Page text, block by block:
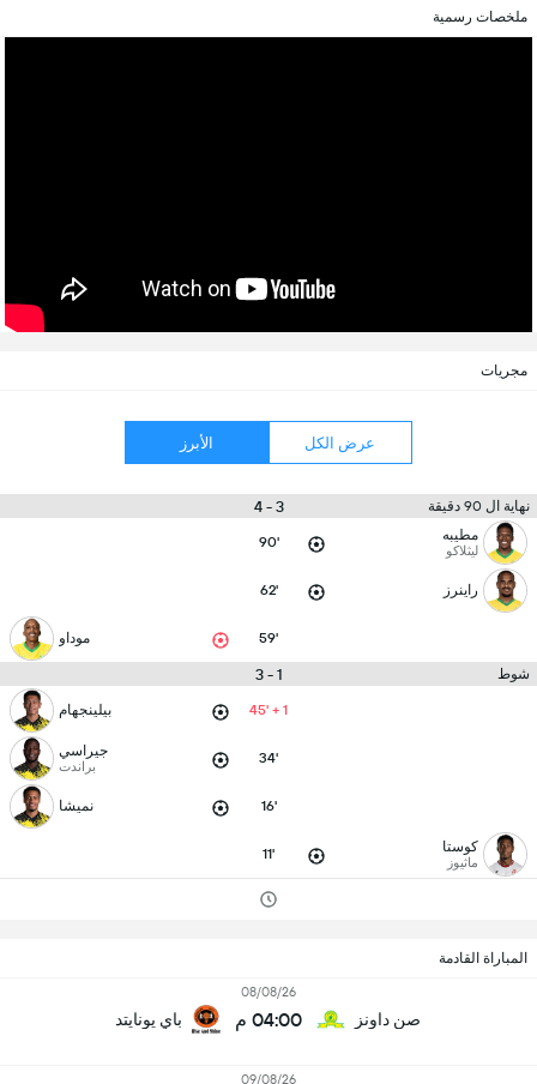
ملخصات رسمية
مجريات
عرض الكل الأبرز
نهاية ال 90 دقيقة 3 - 4
مطيبه
ليثلاكو 90'
راينرز 62'
59' موداو
شوط 1 - 3
45' + 1 بيلينجهام
34' جيراسي
براندت
16' نميشا
كوستا
ماثيوز 11'
المباراة القادمة
صن داونز
08/08/26
04:00 م باي يونايتد
09/08/26